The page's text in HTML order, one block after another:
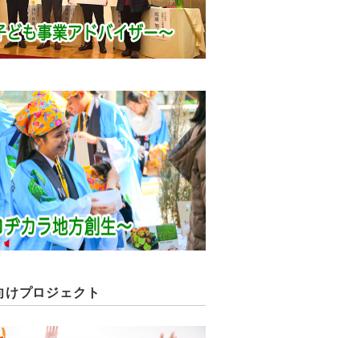
けプロジェクト